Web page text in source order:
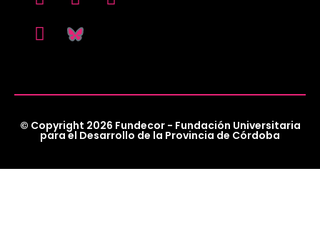
© Copyright 2026 Fundecor - Fundación Universitaria
para el Desarrollo de la Provincia de Córdoba